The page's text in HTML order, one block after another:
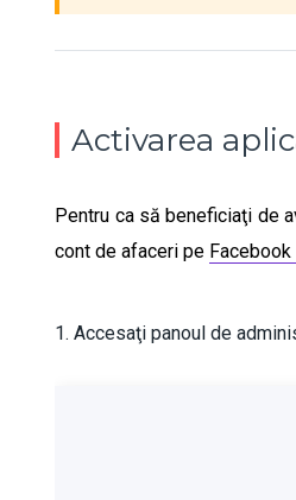
Activarea
Pentru ca să beneficiaţi de
cont de afaceri pe Facebook
1. Accesaţi panoul de